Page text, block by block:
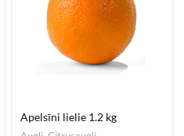
Apelsīni lielie 1.2 kg